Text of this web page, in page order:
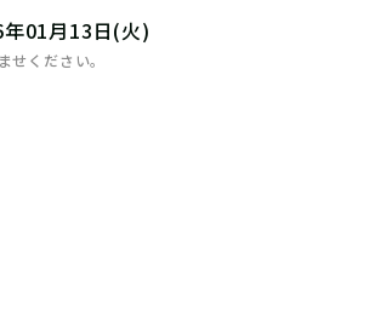
01月13日(火)
ください。